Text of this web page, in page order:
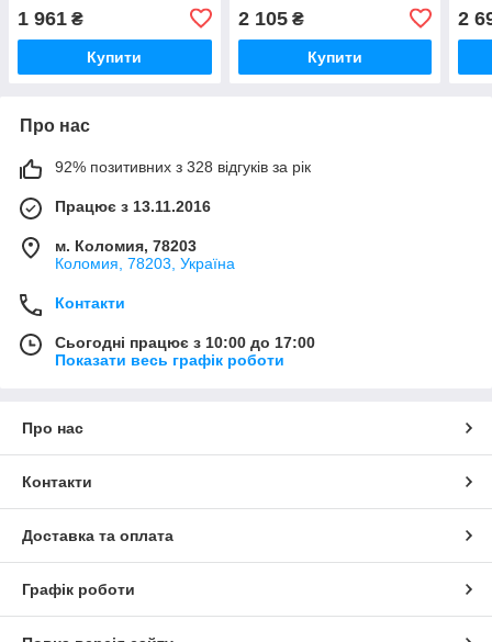
1 961 ₴
Купити
2 105₴
Купити
2
Про нас
92% позитивних з 328 відгуків за рік
Працює з 13.11.2016
м. Коломия, 78203
Коломия, 78203, Україна
Контакти
Сьогодні працює з 10:00 до 17:00
Показати весь графік роботи
Про нас
Контакти
Доставка та оплата
Графік роботи